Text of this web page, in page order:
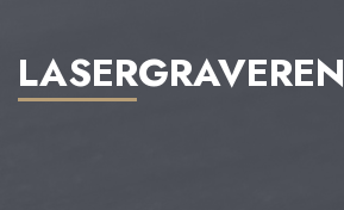
LASERGRAVEREN